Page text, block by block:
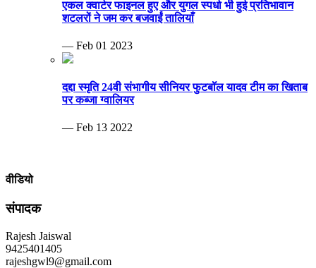
एकल क्वार्टर फाइनल हुए और युगल स्पर्धा भी हुई प्रतिभावान
शटलरों ने जम कर बजवाईं तालियाँ
— Feb 01 2023
दद्दा स्मृति 24वी संभागीय सीनियर फुटबॉल यादव टीम का खिताब
पर कब्जा ग्वालियर
— Feb 13 2022
वीडियो
संपादक
Rajesh Jaiswal
9425401405
rajeshgwl9@gmail.com